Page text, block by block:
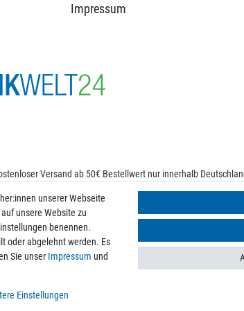
Impressum
Versand ab 50€ Bestellwert nur innerhalb
unserer Webseite
unsere Website zu
benennen.
oder abgelehnt werden. Es
Sie unser Impressum und
Einstellungen
ein. Weitere Informationen finden Sie in unseren